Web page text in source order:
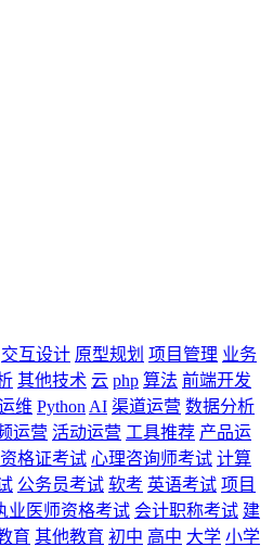
交互设计 原型规划 项目管理 业务
其他技术 云 php 算法 前端开发
维 Python AI 渠道运营 数据分析
运营 活动运营 工具推荐 产品运
格证考试 心理咨询师考试 计算
公务员考试 软考 英语考试 项目
业医师资格考试 会计职称考试 建
育 其他教育 初中 高中 大学 小学